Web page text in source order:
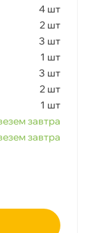
4 шт
2 шт
3 шт
1 шт
3 шт
2 шт
1 шт
завтра
завтра